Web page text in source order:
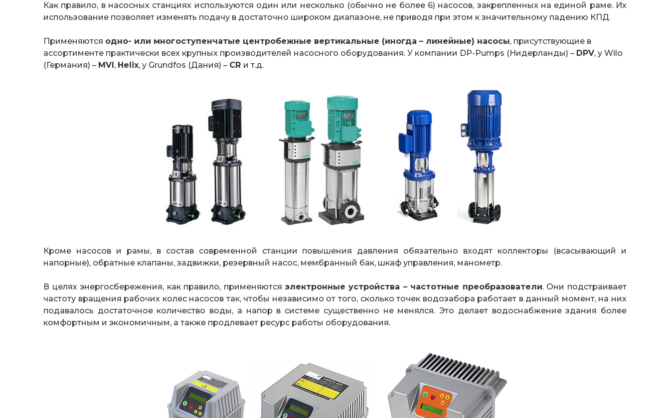
Как правило, в насосных станциях используются один или несколько (обычно не более 6) насосов, закрепленных на единой раме. Их
использование позволяет изменять подачу в достаточно широком диапазоне, не приводя при этом к значительному падению КПД.
Применяются одно- или многоступенчатые центробежные вертикальные (иногда – линейные) насосы, присутствующие в
ассортименте практически всех крупных производителей насосного оборудования. У компании DP-Pumps (Нидерланды) – DPV, у Wilo
(Германия) – MVI, Helix, y Grundfos (Дания) – CR и т.д.
Кроме насосов и рамы, в состав современной станции повышения давления обязательно входят коллекторы (всасывающий и
напорные), обратные клапаны, задвижки, резервный насос, мембранный бак, шкаф управления, манометр.
В целях энергосбережения, как правило, применяются электронные устройства – частотные преобразователи. Они подстраивает
частоту вращения рабочих колес насосов так, чтобы независимо от того, сколько точек водозабора работает в данный момент, на них
подавалось достаточное количество воды, а напор в системе существенно не менялся. Это делает водоснабжение здания более
комфортным и экономичным, а также продлевает ресурс работы оборудования.